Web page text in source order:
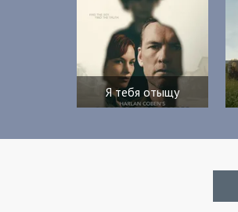
Я тебя отыщу